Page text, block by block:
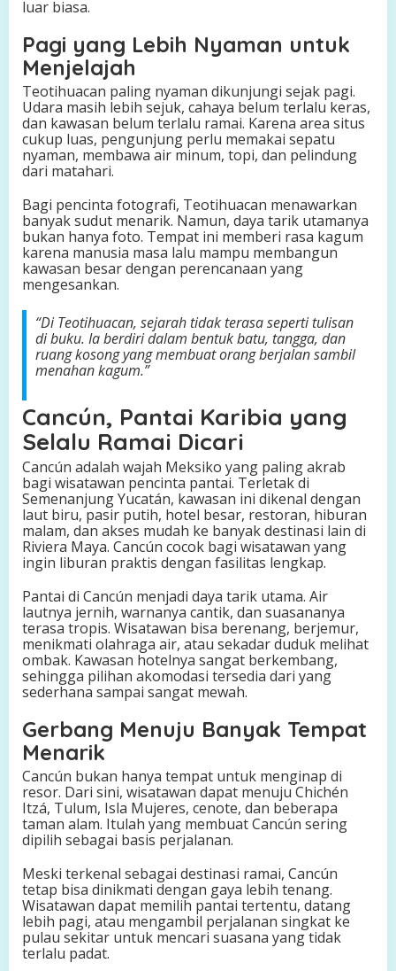
luar biasa.
Pagi yang Lebih Nyaman untuk
Menjelajah
Teotihuacan paling nyaman dikunjungi sejak pagi.
Udara masih lebih sejuk, cahaya belum terlalu keras,
dan kawasan belum terlalu ramai. Karena area situs
cukup luas, pengunjung perlu memakai sepatu
nyaman, membawa air minum, topi, dan pelindung
dari matahari.
Bagi pencinta fotografi, Teotihuacan menawarkan
banyak sudut menarik. Namun, daya tarik utamanya
bukan hanya foto. Tempat ini memberi rasa kagum
karena manusia masa lalu mampu membangun
kawasan besar dengan perencanaan yang
mengesankan.
“Di Teotihuacan, sejarah tidak terasa seperti tulisan
di buku. Ia berdiri dalam bentuk batu, tangga, dan
ruang kosong yang membuat orang berjalan sambil
menahan kagum.”
Cancún, Pantai Karibia yang
Selalu Ramai Dicari
Cancún adalah wajah Meksiko yang paling akrab
bagi wisatawan pencinta pantai. Terletak di
Semenanjung Yucatán, kawasan ini dikenal dengan
laut biru, pasir putih, hotel besar, restoran, hiburan
malam, dan akses mudah ke banyak destinasi lain di
Riviera Maya. Cancún cocok bagi wisatawan yang
ingin liburan praktis dengan fasilitas lengkap.
Pantai di Cancún menjadi daya tarik utama. Air
lautnya jernih, warnanya cantik, dan suasananya
terasa tropis. Wisatawan bisa berenang, berjemur,
menikmati olahraga air, atau sekadar duduk melihat
ombak. Kawasan hotelnya sangat berkembang,
sehingga pilihan akomodasi tersedia dari yang
sederhana sampai sangat mewah.
Gerbang Menuju Banyak Tempat
Menarik
Cancún bukan hanya tempat untuk menginap di
resor. Dari sini, wisatawan dapat menuju Chichén
Itzá, Tulum, Isla Mujeres, cenote, dan beberapa
taman alam. Itulah yang membuat Cancún sering
dipilih sebagai basis perjalanan.
Meski terkenal sebagai destinasi ramai, Cancún
tetap bisa dinikmati dengan gaya lebih tenang.
Wisatawan dapat memilih pantai tertentu, datang
lebih pagi, atau mengambil perjalanan singkat ke
pulau sekitar untuk mencari suasana yang tidak
terlalu padat.